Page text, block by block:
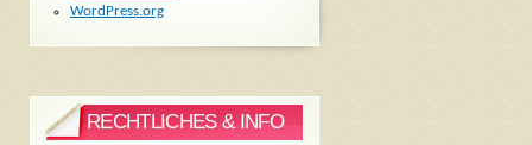
WordPress.org
RECHTLICHES & INFO